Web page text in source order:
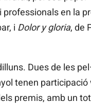
professionals en la
i Dolor y gloria, de
Dues de les
tenen participació
premis, amb un